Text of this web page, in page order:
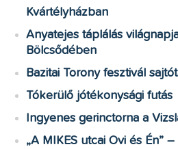
Kvártélyházban
Anyatejes táplálás
Bölcsődében
Bazitai Torony fesztivál
Tókerülő jótékonysági futás
Ingyenes gerinctorna a
„A MIKES utcai Ovi és Én”